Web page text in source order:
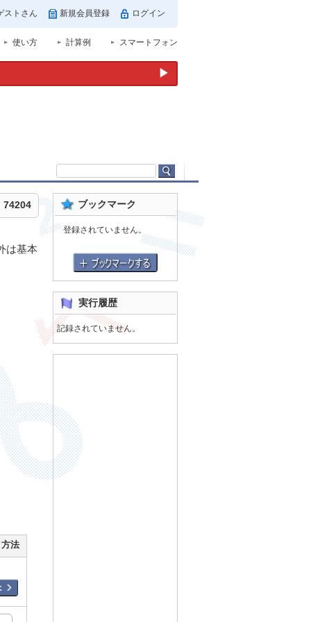
ストさん 新規会員登録 ログイン
使い方 計算例 スマートフォン
▶
は基本
法
ブックマーク
登録されていません。
実行履歴
記録されていません。